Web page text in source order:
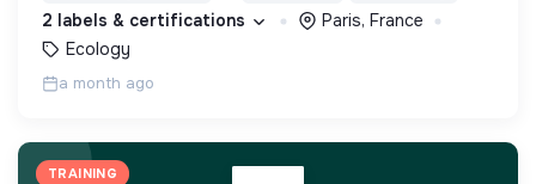
2 labels & certifications
Paris, France
Ecology
a month ago
TRAINING